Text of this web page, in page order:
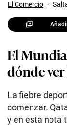
El Comercio ·
El
dónde
La fiebre
comenzar.
y en esta nota